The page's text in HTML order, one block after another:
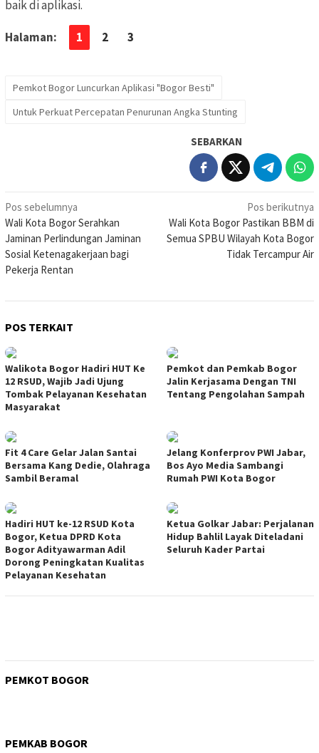
baik di aplikasi.
Halaman: 1 2 3
Pemkot Bogor Luncurkan Aplikasi "Bogor Besti"
Untuk Perkuat Percepatan Penurunan Angka Stunting
SEBARKAN
Navigasi
pos
Pos sebelumnya
Wali Kota Bogor Serahkan
Jaminan Perlindungan Jaminan
Sosial Ketenagakerjaan bagi
Pekerja Rentan
Pos berikutnya
Wali Kota Bogor Pastikan BBM di
Semua SPBU Wilayah Kota Bogor
Tidak Tercampur Air
POS TERKAIT
Walikota Bogor Hadiri HUT Ke
12 RSUD, Wajib Jadi Ujung
Tombak Pelayanan Kesehatan
Masyarakat
Pemkot dan Pemkab Bogor
Jalin Kerjasama Dengan TNI
Tentang Pengolahan Sampah
Fit 4 Care Gelar Jalan Santai
Bersama Kang Dedie, Olahraga
Sambil Beramal
Jelang Konferprov PWI Jabar,
Bos Ayo Media Sambangi
Rumah PWI Kota Bogor
Hadiri HUT ke-12 RSUD Kota
Bogor, Ketua DPRD Kota
Bogor Adityawarman Adil
Dorong Peningkatan Kualitas
Pelayanan Kesehatan
Ketua Golkar Jabar: Perjalanan
Hidup Bahlil Layak Diteladani
Seluruh Kader Partai
PEMKOT BOGOR
PEMKAB BOGOR